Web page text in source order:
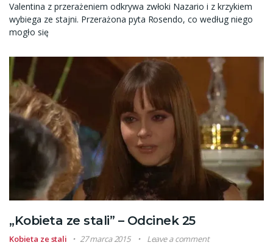
Valentina z przerażeniem odkrywa zwłoki Nazario i z krzykiem
wybiega ze stajni. Przerażona pyta Rosendo, co według niego
mogło się
„Kobieta ze stali” – Odcinek 25
Kobieta ze stali 27 marca 2015 Leave a comment